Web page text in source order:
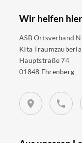
Wir helfen
ASB Ortsverband
Kita
Hauptstraße 74
01848 Ehrenberg